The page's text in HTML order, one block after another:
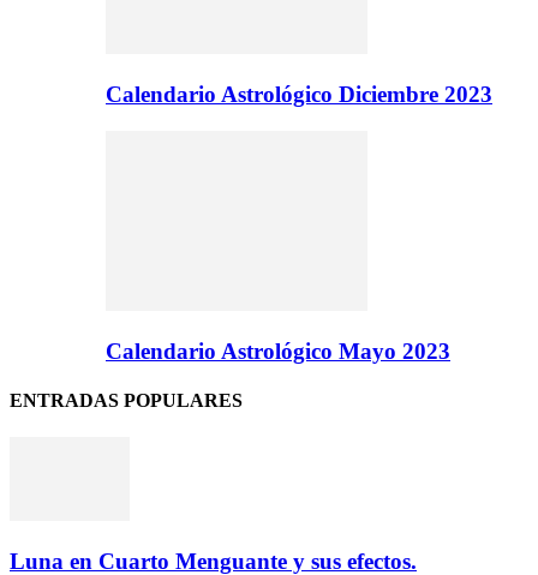
Calendario Astrológico Diciembre 2023
Calendario Astrológico Mayo 2023
ENTRADAS POPULARES
Luna en Cuarto Menguante y sus efectos.